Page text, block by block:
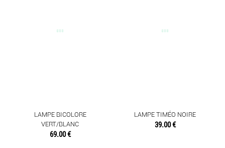
LAMPE BICOLORE
VERT/BLANC
69.00 €
LAMPE TIMÉO NOIRE
39.00 €